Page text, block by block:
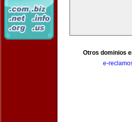
Otros dominios
e-